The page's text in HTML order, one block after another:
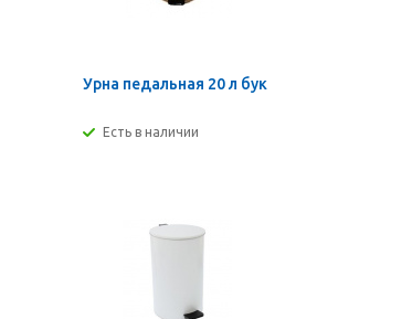
Урна педальная 20 л бук
Есть в наличии